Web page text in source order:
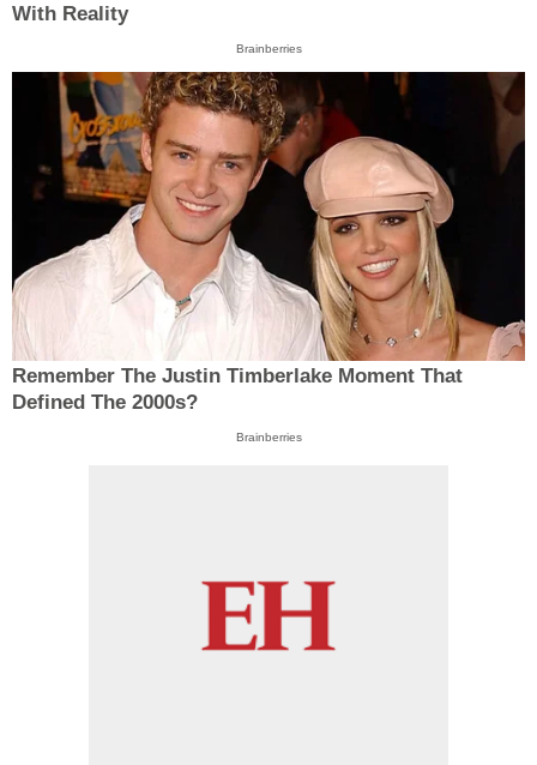
With Reality
Brainberries
Remember The Justin Timberlake Moment That
Defined The 2000s?
Brainberries